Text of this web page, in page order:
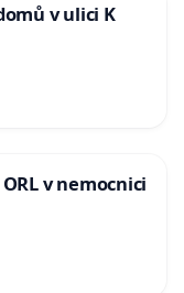
v ulici K
v nemocnici